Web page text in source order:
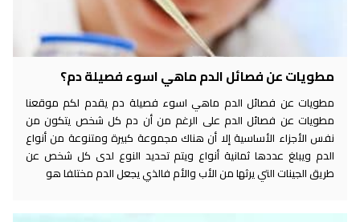
مطويات عن فصائل الدم ماهي اسوء فصيلة دم؟
مطويات عن فصائل الدم ماهي اسوء فصيلة دم يقدم لكم موقعنا
مطويات عن فصائل الدم على الرغم من أن دم كل شخص يتكون من
نفس الأجزاء الأساسية إلا أن هناك مجموعة كبيرة ومتنوعة من أنواع
الدم ويبلغ عددها ثمانية أنواع ويتم تحديد النوع لدى كل شخص عن
طريق الجينات التي يرثها من الأب والأم فالذي يجعل الدم مختلفا هو